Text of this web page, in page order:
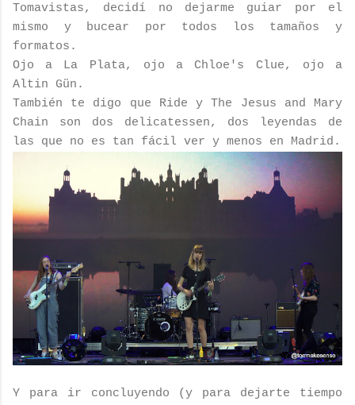
Tomavistas, decidí no dejarme guiar por el
mismo y bucear por todos los tamaños y
formatos.
Ojo a La Plata, ojo a Chloe's Clue, ojo a
Altin Gün.
También te digo que Ride y The Jesus and Mary
Chain son dos delicatessen, dos leyendas de
las que no es tan fácil ver y menos en Madrid.
Y para ir concluyendo (y para dejarte tiempo